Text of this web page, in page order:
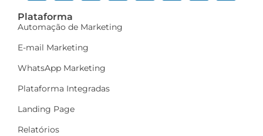
Plataforma
Automação de Marketing
E-mail Marketing
WhatsApp Marketing
Plataforma Integradas
Landing Page
Relatórios